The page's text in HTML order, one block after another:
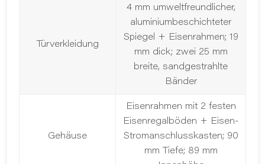
Türverkleidung
4 mm umweltfreundlicher,
aluminiumbeschichteter
Spiegel + Eisenrahmen; 19
mm dick; zwei 25 mm
breite, sandgestrahlte
Bänder
Gehäuse
Eisenrahmen mit 2 festen
Eisenregalböden + Eisen-
Stromanschlusskasten; 90
mm Tiefe; 89 mm